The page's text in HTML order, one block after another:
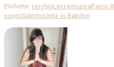
Etichette: cerchioLeccemusicaParco
songsSalentoUnite in Babylon